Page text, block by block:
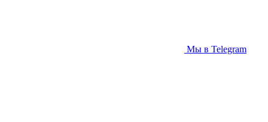
Мы в Telegram